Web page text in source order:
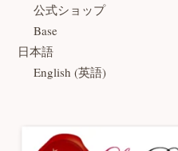
公式ショップ
Base
日本語
English (英語)